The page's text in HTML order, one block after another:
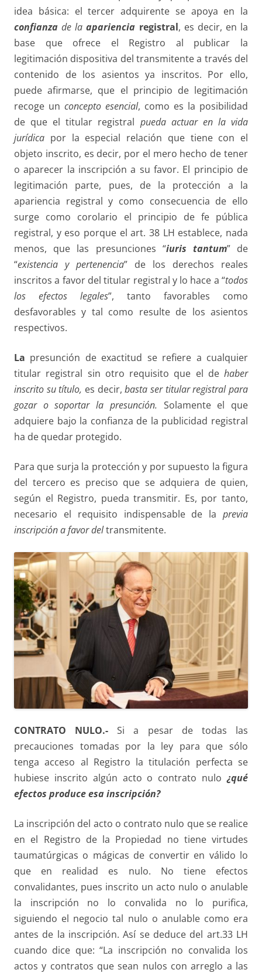
idea básica: el tercer adquirente se apoya en la
confianza de laapariencia registral, es decir, en la
base que ofrece el Registro al publicar la
legitimación dispositiva del transmitente a través del
contenido de los asientos ya inscritos. Por ello,
puede afirmarse, que el principio de legitimación
recoge un concepto esencial, como es la posibilidad
de que el titular registral pueda actuar en la vida
jurídica por la especial relación que tiene con el
objeto inscrito, es decir, por el mero hecho de tener
o aparecer la inscripción a su favor. El principio de
legitimación parte, pues, de la protección a la
apariencia registral y como consecuencia de ello
surge como corolario el principio de fe pública
registral, y eso porque el art. 38 LH establece, nada
menos, que las presunciones “iuris tantum” de
“existencia y pertenencia” de los derechos reales
inscritos a favor del titular registral y lo hace a “todos
los efectos legales”, tanto favorables como
desfavorables y tal como resulte de los asientos
respectivos.
La presunción de exactitud se refiere a cualquier
titular registral sin otro requisito que el de haber
inscrito su título, es decir,basta ser titular registral para
gozar o soportar la presunción. Solamente el que
adquiere bajo la confianza de la publicidad registral
ha de quedar protegido.
Para que surja la protección y por supuesto la figura
del tercero es preciso que se adquiera de quien,
según el Registro, pueda transmitir. Es, por tanto,
necesario el requisito indispensable de la previa
inscripcióna favor deltransmitente.
CONTRATO NULO.- Si a pesar de todas las
precauciones tomadas por la ley para que sólo
tenga acceso al Registro la titulación perfecta se
hubiese inscrito algún acto o contrato nulo¿qué
efectos produce esa inscripción?
La inscripción del acto o contrato nulo que se realice
en el Registro de la Propiedad no tiene virtudes
taumatúrgicas o mágicas de convertir en válido lo
que en realidad es nulo. No tiene efectos
convalidantes, pues inscrito un acto nulo o anulable
la inscripción no lo convalida no lo purifica,
siguiendo el negocio tal nulo o anulable como era
antes de la inscripción. Así se deduce del art.33 LH
cuando dice que: “La inscripción no convalida los
actos y contratos que sean nulos con arreglo a las